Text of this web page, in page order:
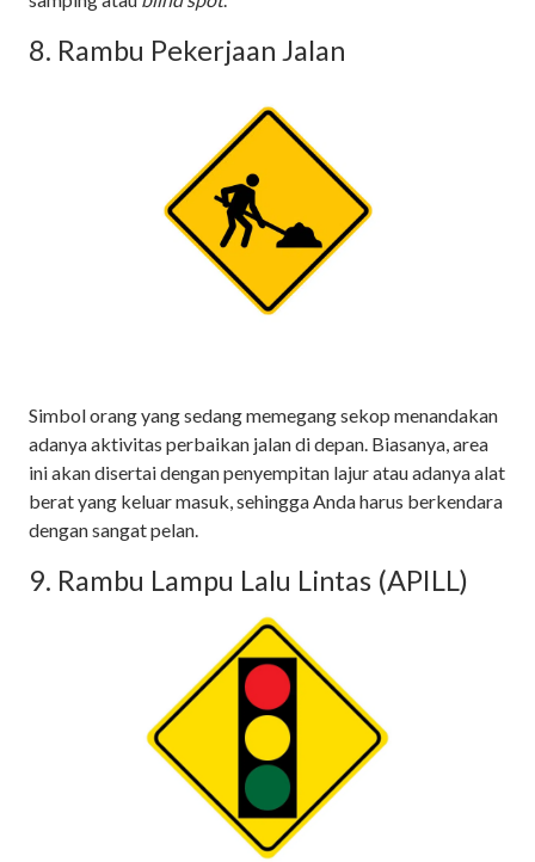
8. Rambu Pekerjaan Jalan
Simbol orang yang sedang memegang sekop menandakan
adanya aktivitas perbaikan jalan di depan. Biasanya, area
ini akan disertai dengan penyempitan lajur atau adanya alat
berat yang keluar masuk, sehingga Anda harus berkendara
dengan sangat pelan.
9. Rambu Lampu Lalu Lintas (APILL)